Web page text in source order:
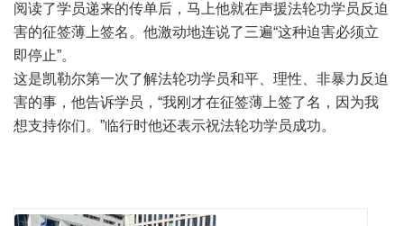
阅读了学员递来的传单后，马上他就在声援法轮功学员反迫
害的征签薄上签名。他激动地连说了三遍“这种迫害必须立
即停止”。
这是凯勒尔第一次了解法轮功学员和平、理性、非暴力反迫
害的事，他告诉学员，“我刚才在征签薄上签了名，因为我
想支持你们。”临行时他还表示祝法轮功学员成功。